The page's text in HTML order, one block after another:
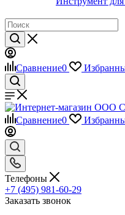
Сравнение0
Сравнение0
Телефоны
+7 (495) 981-60-29
Заказать звонок